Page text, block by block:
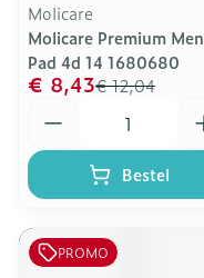
Molicare
Molicare Premium Men
Pad 4d 14 1680680
€ 12,04
€ 8,43
Bestel
PROMO